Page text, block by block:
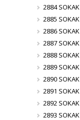
2884 SOKAK
2885 SOKAK
2886 SOKAK
2887 SOKAK
2888 SOKAK
2889 SOKAK
2890 SOKAK
2891 SOKAK
2892 SOKAK
2893 SOKAK